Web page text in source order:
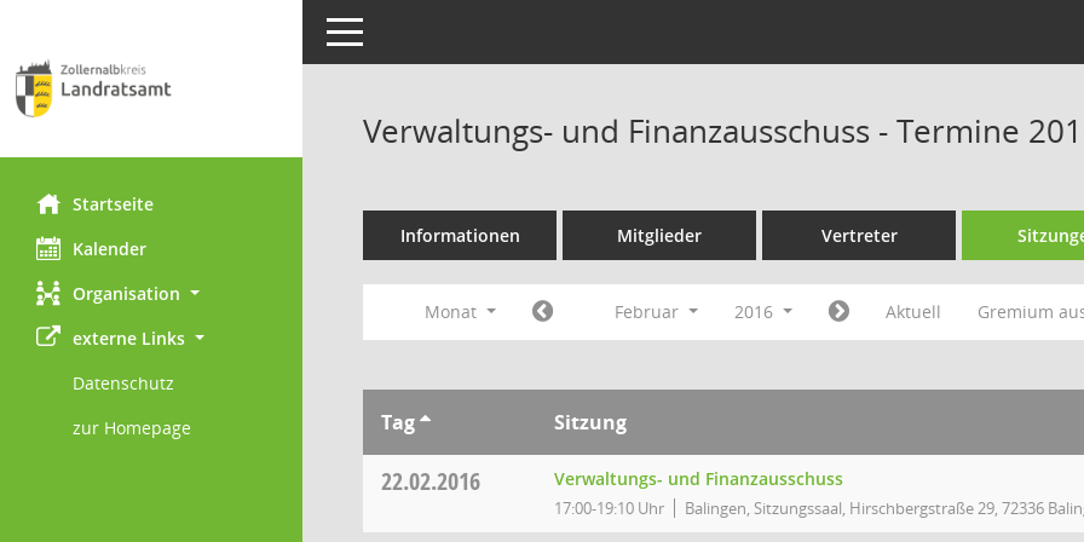
Startseite
Kalender
Organisation
externe Links
Datenschutz
zur Homepage
Toggle navigation
Verwaltungs- und Finanzausschuss - Termine
Informationen Mitglieder Vertreter
Monat Februar 2016 Aktuell Gremium
Tag Sitzung
22.02.2016 Verwaltungs- und Finanzausschuss
17:00-19:10 Uhr Balingen, Sitzungssaal, Hirschbergstraße 29, 72336